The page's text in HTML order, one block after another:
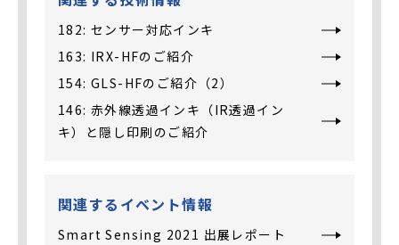
182: センサー対応インキ
163: IRX-HFのご紹介
154: GLS-HFのご紹介（2）
146: 赤外線透過インキ（IR透過イン
キ）と隠し印刷のご紹介
関連するイベント情報
Smart Sensing 2021 出展レポート